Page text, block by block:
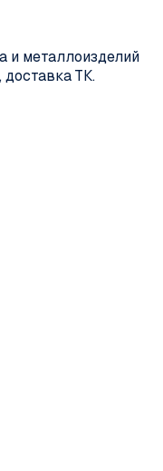
и металлоизделий
доставка ТК.